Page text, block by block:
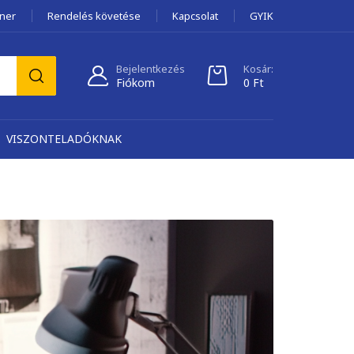
Rendelés követése Kapcsolat GYIK
Bejelentkezés
Fiókom
Kosár:
0 Ft
VISZONTELADÓKNAK